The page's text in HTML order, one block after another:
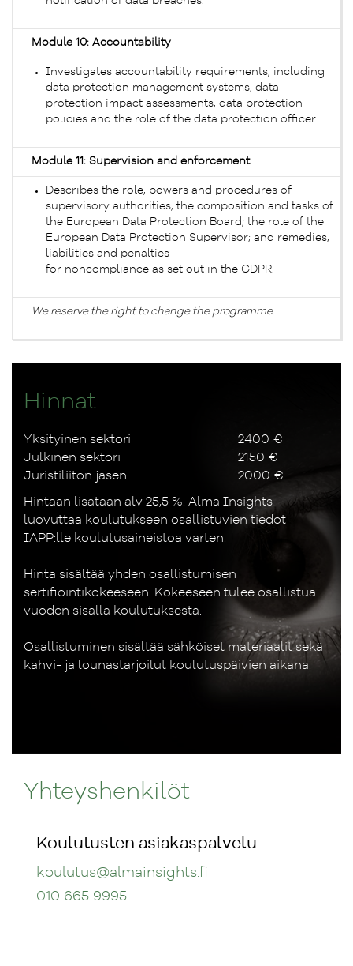
Module 10: Accountability
Investigates accountability requirements, including
data protection management systems, data
protection impact assessments, data protection
policies and the role of the data protection officer.
Module 11: Supervision and enforcement
Describes the role, powers and procedures of
supervisory authorities; the composition and tasks of
the European Data Protection Board; the role of the
European Data Protection Supervisor; and remedies,
liabilities and penalties
for noncompliance as set out in the GDPR.
We reserve the right to change the programme.
Hinnat
Yksityinen sektori
2400 €
Julkinen sektori
2150 €
Juristiliiton jäsen
2000 €
Hintaan lisätään alv 25,5 %. Alma Insights
luovuttaa koulutukseen osallistuvien tiedot
IAPP:lle koulutusaineistoa varten.
Hinta sisältää yhden osallistumisen
sertifiointikokeeseen. Kokeeseen tulee osallistua
vuoden sisällä koulutuksesta.
Osallistuminen sisältää sähköiset materiaalit sekä
kahvi- ja lounastarjoilut koulutuspäivien aikana.
Yhteyshenkilöt
Koulutusten asiakaspalvelu
koulutus@almainsights.fi
010 665 9995